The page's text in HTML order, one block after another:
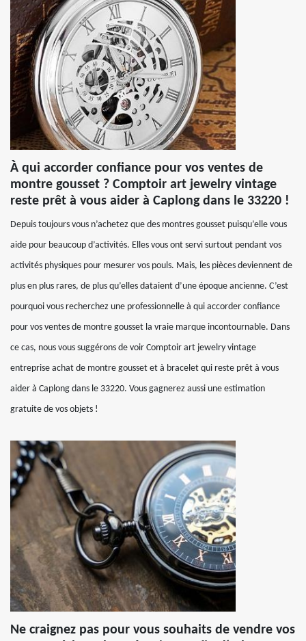
À qui accorder confiance pour vos ventes de
montre gousset ? Comptoir art jewelry vintage
reste prêt à vous aider à Caplong dans le 33220 !
Depuis toujours vous n’achetez que des montres gousset puisqu’elle vous
aide pour beaucoup d’activités. Elles vous ont servi surtout pendant vos
activités physiques pour mesurer vos pouls. Mais, les pièces deviennent de
plus en plus rares, de plus qu’elles dataient d’une époque ancienne. C’est
pourquoi vous recherchez une professionnelle à qui accorder confiance
pour vos ventes de montre gousset la vraie marque incontournable. Dans
ce cas, nous vous suggérons de voir Comptoir art jewelry vintage
entreprise achat de montre gousset et à bracelet qui reste prêt à vous
aider à Caplong dans le 33220. Vous gagnerez aussi une estimation
gratuite de vos objets !
Ne craignez pas pour vous souhaits de vendre vos